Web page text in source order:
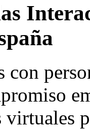
con
virtuales